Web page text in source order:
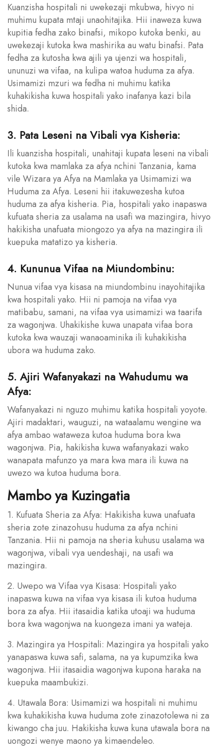
Kuanzisha hospitali ni uwekezaji mkubwa, hivyo ni
muhimu kupata mtaji unaohitajika. Hii inaweza kuwa
kupitia fedha zako binafsi, mikopo kutoka benki, au
uwekezaji kutoka kwa mashirika au watu binafsi. Pata
fedha za kutosha kwa ajili ya ujenzi wa hospitali,
ununuzi wa vifaa, na kulipa watoa huduma za afya.
Usimamizi mzuri wa fedha ni muhimu katika
kuhakikisha kuwa hospitali yako inafanya kazi bila
shida.
3. Pata Leseni na Vibali vya Kisheria:
Ili kuanzisha hospitali, unahitaji kupata leseni na vibali
kutoka kwa mamlaka za afya nchini Tanzania, kama
vile Wizara ya Afya na Mamlaka ya Usimamizi wa
Huduma za Afya. Leseni hii itakuwezesha kutoa
huduma za afya kisheria. Pia, hospitali yako inapaswa
kufuata sheria za usalama na usafi wa mazingira, hivyo
hakikisha unafuata miongozo ya afya na mazingira ili
kuepuka matatizo ya kisheria.
4. Kununua Vifaa na Miundombinu:
Nunua vifaa vya kisasa na miundombinu inayohitajika
kwa hospitali yako. Hii ni pamoja na vifaa vya
matibabu, samani, na vifaa vya usimamizi wa taarifa
za wagonjwa. Uhakikishe kuwa unapata vifaa bora
kutoka kwa wauzaji wanaoaminika ili kuhakikisha
ubora wa huduma zako.
5. Ajiri Wafanyakazi na Wahudumu wa
Afya:
Wafanyakazi ni nguzo muhimu katika hospitali yoyote.
Ajiri madaktari, wauguzi, na wataalamu wengine wa
afya ambao wataweza kutoa huduma bora kwa
wagonjwa. Pia, hakikisha kuwa wafanyakazi wako
wanapata mafunzo ya mara kwa mara ili kuwa na
uwezo wa kutoa huduma bora.
Mambo ya Kuzingatia
1. Kufuata Sheria za Afya: Hakikisha kuwa unafuata
sheria zote zinazohusu huduma za afya nchini
Tanzania. Hii ni pamoja na sheria kuhusu usalama wa
wagonjwa, vibali vya uendeshaji, na usafi wa
mazingira.
2. Uwepo wa Vifaa vya Kisasa: Hospitali yako
inapaswa kuwa na vifaa vya kisasa ili kutoa huduma
bora za afya. Hii itasaidia katika utoaji wa huduma
bora kwa wagonjwa na kuongeza imani ya wateja.
3. Mazingira ya Hospitali: Mazingira ya hospitali yako
yanapaswa kuwa safi, salama, na ya kupumzika kwa
wagonjwa. Hii itasaidia wagonjwa kupona haraka na
kuepuka maambukizi.
4. Utawala Bora: Usimamizi wa hospitali ni muhimu
kwa kuhakikisha kuwa huduma zote zinazotolewa ni za
kiwango cha juu. Hakikisha kuwa kuna utawala bora na
uongozi wenye maono ya kimaendeleo.